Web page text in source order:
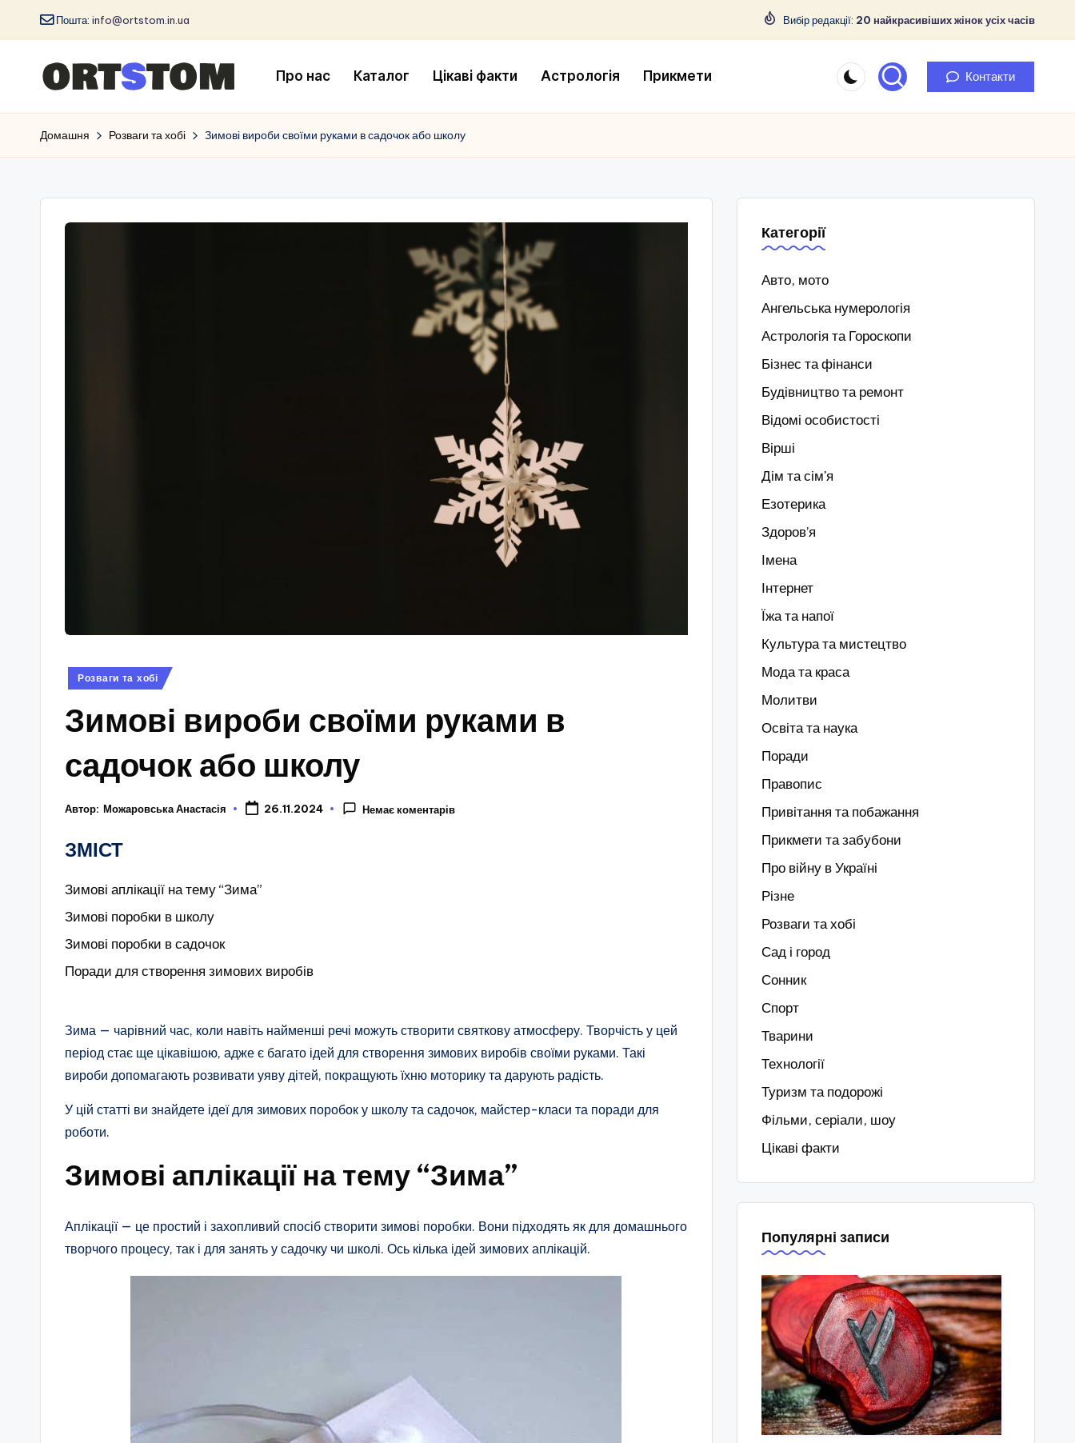
Пошта: info@ortstom.in.ua Вибір редакції: 20 найкрасивіших жінок усіх часів
Про нас Каталог Цікаві факти Астрологія Прикмети Контакти
Домашня Розваги та хобі Зимові вироби своїми руками в садочок або школу
Опубліковано
Розваги та хобі
Зимові вироби своїми руками в
садочок або школу
Автор: Можаровська Анастасія 26.11.2024 Немає коментарів
ЗМІСТ
Зимові аплікації на тему “Зима”
Зимові поробки в школу
Зимові поробки в садочок
Поради для створення зимових виробів
Зима — чарівний час, коли навіть найменші речі можуть створити святкову атмосферу. Творчість у цей
період стає ще цікавішою, адже є багато ідей для створення зимових виробів своїми руками. Такі
вироби допомагають розвивати уяву дітей, покращують їхню моторику та дарують радість.
У цій статті ви знайдете ідеї для зимових поробок у школу та садочок, майстер-класи та поради для
роботи.
Зимові аплікації на тему “Зима”
Аплікації — це простий і захопливий спосіб створити зимові поробки. Вони підходять як для домашнього
творчого процесу, так і для занять у садочку чи школі. Ось кілька ідей зимових аплікацій.
Категорії
Авто, мото
Ангельська нумерологія
Астрологія та Гороскопи
Бізнес та фінанси
Будівництво та ремонт
Відомі особистості
Вірші
Дім та сім'я
Езотерика
Здоров’я
Імена
Інтернет
Їжа та напої
Культура та мистецтво
Мода та краса
Молитви
Освіта та наука
Поради
Правопис
Привітання та побажання
Прикмети та забубони
Про війну в Україні
Різне
Розваги та хобі
Сад і город
Сонник
Спорт
Тварини
Технології
Туризм та подорожі
Фільми, серіали, шоу
Цікаві факти
Популярні записи